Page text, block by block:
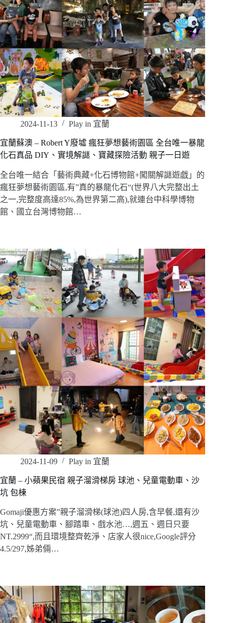
2024-11-13 Play in 宜蘭
宜蘭蘇澳 – Robert Y廢墟 瘋狂夢想藝術園區 全台唯一暴龍
化石真品 DIY、實境解謎、寶藏探險活動 親子一日遊
全台唯一結合「藝術典藏+化石博物館+闖關解謎遊戯」的
瘋狂夢想藝術園區,有”真的暴龍化石“(世界八大完整出土
之一,完整度高達85%,為世界第二高),就連台中科學博物
館、國立台灣博物館…
2024-11-09 Play in 宜蘭
宜蘭 – 小蘋果民宿 親子溜滑梯房 球池、兒童電動車、沙
坑 包棟
Gomaji優惠方案”親子溜滑梯(球池)四人房,含早餐,還有沙
坑、兒童電動車、腳踏車、戲水池…,週五、週日只要
NT.2999“,而且環境整齊乾淨、店家人很nice,Google評分
4.5/297,姊弟倆…